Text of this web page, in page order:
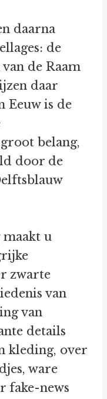
daarna
de
de Raam
daar
Eeuw is de
belang,
door de
u
zwarte
van
van
details
kleding, over
ware
fake-news